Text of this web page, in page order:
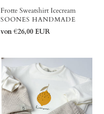
Frotte Sweatshirt Icecream
VERKÄUFER
SOONES HANDMADE
Normaler
von €26,00 EUR
Rib
Leggings
Beige
meliert